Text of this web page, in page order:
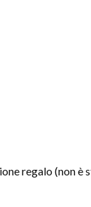
regalo (non